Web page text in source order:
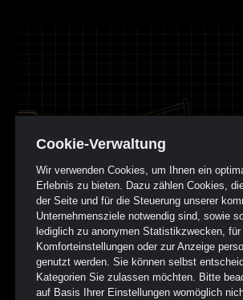
Cookie-Verwaltung
Wir verwenden Cookies, um Ihnen ein
Erlebnis zu bieten. Dazu zählen Cookies,
der Seite und für die Steuerung unserer
Unternehmensziele notwendig sind, sowie
lediglich zu anonymen Statistikzwecken, für
Komforteinstellungen oder zur Anzeige
genutzt werden. Sie können selbst
Kategorien Sie zulassen möchten. Bitte
auf Basis Ihrer Einstellungen womöglich